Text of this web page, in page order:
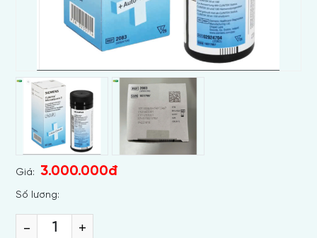
Giá:3.000.000đ
Số lương:
- +